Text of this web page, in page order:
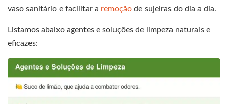
vaso sanitário e facilitar a remoção de sujeiras do dia a dia.
Listamos abaixo agentes e soluções de limpeza naturais e
eficazes: